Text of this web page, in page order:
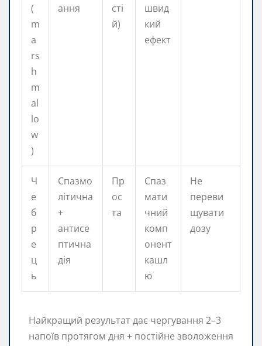
(
m
a
rs
h
m
al
lo
w
)
ання
сті
й)
швид
кий
ефект
Ч
е
б
р
е
ц
ь
Спазмо
літична
+
антисе
птична
дія
Пр
ос
та
Спаз
мати
чний
комп
онент
кашл
ю
Не
переви
щувати
дозу
Найкращий результат дає чергування 2–3
напоїв протягом дня + постійне зволоження